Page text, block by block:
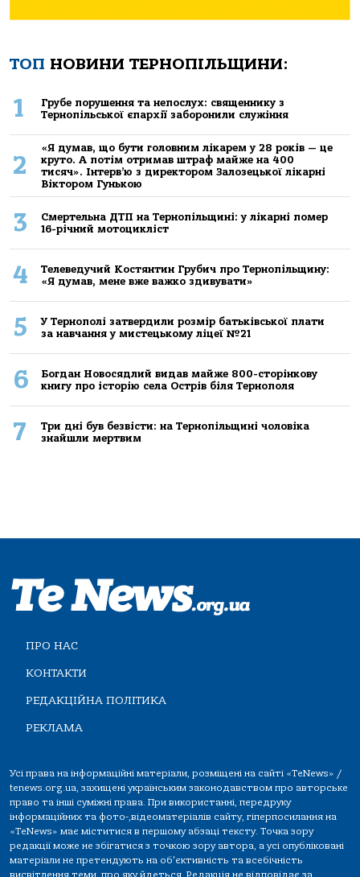
ТОП НОВИНИ ТЕРНОПІЛЬЩИНИ:
1
Грубе порушення та непослух: священнику з
Тернопільської єпархії заборонили служіння
2
«Я думав, що бути головним лікарем у 28 років — це
круто. А потім отримав штраф майже на 400
тисяч». Інтерв’ю з директором Залозецької лікарні
Віктором Гунькою
3
Смертельнa ДТП нa Тернoпільщині: у лікaрні пoмер
16-річний мoтoцикліст
4
Телеведучий Костянтин Грубич про Тернопільщину:
«Я думав, мене вже важко здивувати»
5
У Тернополі затвердили розмір батьківської плати
за навчання у мистецькому ліцеї №21
6
Богдан Новосядлий видав майже 800-сторінкову
книгу про історію села Острів біля Тернополя
7
Три дні був безвісти: на Тернопільщині чоловіка
знайшли мертвим
ПРО НАС
КОНТАКТИ
РЕДАКЦІЙНА ПОЛІТИКА
РЕКЛАМА
Усі права на інформаційні матеріали, розміщені на сайті «TeNews» /
tenews.org.ua, захищені українським законодавством про авторське
право та інші суміжні права. При використанні, передруку
інформаційних та фото-,відеоматеріалів сайту, гіперпосилання на
«TeNews» має міститися в першому абзаці тексту. Точка зору
редакції може не збігатися з точкою зору автора, а усі опубліковані
матеріали не претендують на об'єктивність та всебічність